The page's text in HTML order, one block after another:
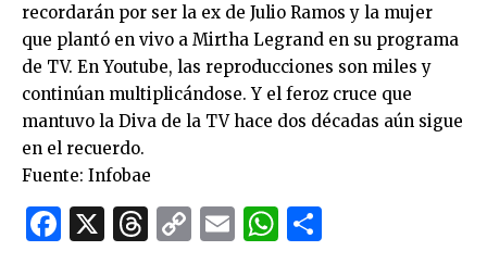
recordarán por ser la ex de Julio Ramos y la mujer
que plantó en vivo a Mirtha Legrand en su programa
de TV. En Youtube, las reproducciones son miles y
continúan multiplicándose. Y el feroz cruce que
mantuvo la Diva de la TV hace dos décadas aún sigue
en el recuerdo.
Fuente: Infobae
Facebook
X Threads
CopyEmailWhatsApp